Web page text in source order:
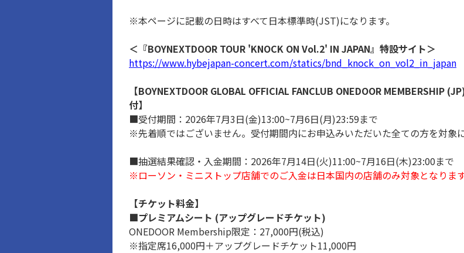
※本ページに記載の日時はすべて日本標準時(JST)になります。
＜『BOYNEXTDOOR TOUR 'KNOCK ON Vol.2' IN JAPAN』特設サイト＞
https://www.hybejapan-concert.com/statics/bnd_knock_on_vol2_in_japan
【BOYNEXTDOOR GLOBAL OFFICIAL FANCLUB ONEDOOR MEMBERSHIP
付】
■受付期間：2026年7月3日(金)13:00~7月6日(月)23:59まで
※先着順ではございません。受付期間内にお申込みいただいた全ての方を対象
■抽選結果確認・入金期間：2026年7月14日(火)11:00~7月16日(木)23:00まで
※ローソン・ミニストップ店舗でのご入金は日本国内の店舗のみ対象となります
【チケット料金】
■プレミアムシート (アップグレードチケット)
ONEDOOR Membership限定：27,000円(税込)
※指定席16,000円＋アップグレードチケット11,000円